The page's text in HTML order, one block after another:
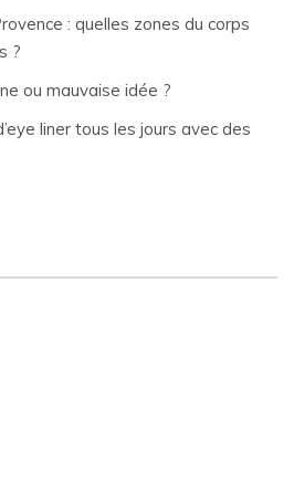
: quelles zones du corps
?
ou mauvaise idée ?
liner tous les jours avec des